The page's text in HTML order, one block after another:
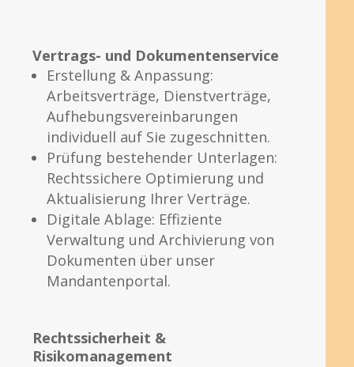
Vertrags- und Dokumentenservice
Erstellung & Anpassung:
Arbeitsverträge, Dienstverträge,
Aufhebungsvereinbarungen
individuell auf Sie zugeschnitten.
Prüfung bestehender Unterlagen:
Rechtssichere Optimierung und
Aktualisierung Ihrer Verträge.
Digitale Ablage: Effiziente
Verwaltung und Archivierung von
Dokumenten über unser
Mandantenportal.
Rechtssicherheit &
Risikomanagement